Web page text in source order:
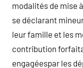
modalités de mise
se déclarant
leur famille et les
contribution
engagéespar les